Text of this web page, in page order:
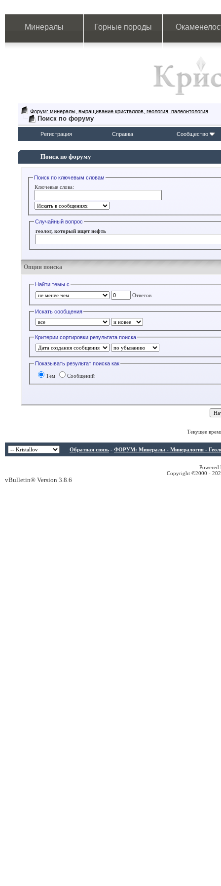
Минералы Горные породы
Форум: минералы, выращивание кристаллов, геология, палеонтология
Поиск по форуму
Регистрация Справка Сообщество
Поиск по форуму
Поиск по ключевым словам
Ключевые слова:
Случайный вопрос
геолог, который ищет нефть
Опции поиска
Найти темы с
Ответов
Искать сообщения
Критерии сортировки результата поиска
Показывать результат поиска как
Тем Сообщений
Текущее
Обратная связь - ФОРУМ: Минералы - Минералогия -
Copyright ©2000 -
vBulletin® Version 3.8.6